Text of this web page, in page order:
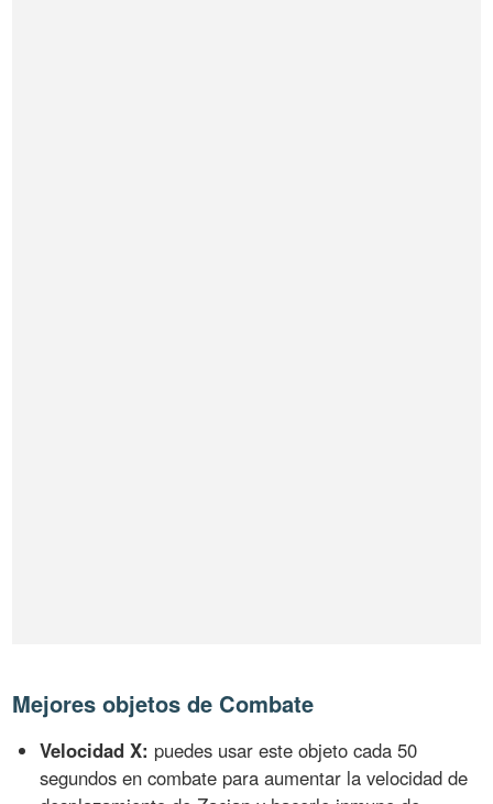
Mejores objetos de Combate
Velocidad X: puedes usar este objeto cada 50
segundos en combate para aumentar la velocidad de